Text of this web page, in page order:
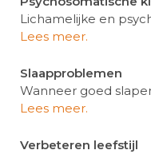
Lichamelijke en
Lees meer.
Slaapproblemen
Wanneer goed
Lees meer.
Verbeteren leefstijl